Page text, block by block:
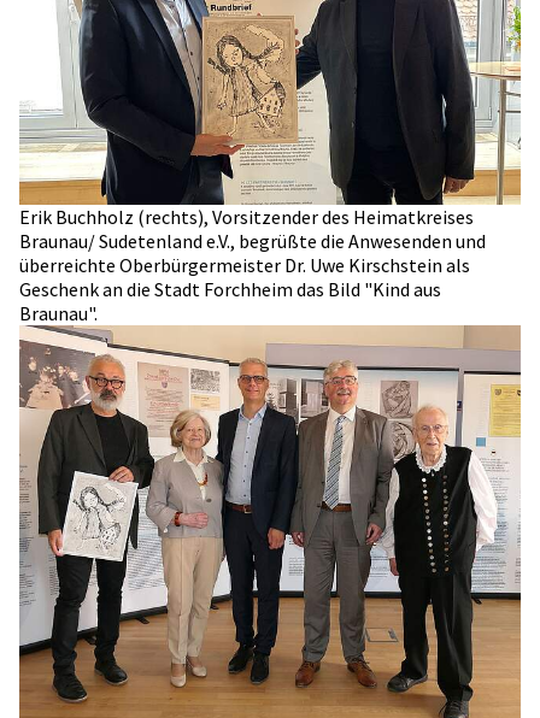
Erik Buchholz (rechts), Vorsitzender des Heimatkreises
Braunau/ Sudetenland e.V., begrüßte die Anwesenden und
überreichte Oberbürgermeister Dr. Uwe Kirschstein als
Geschenk an die Stadt Forchheim das Bild "Kind aus
Braunau".